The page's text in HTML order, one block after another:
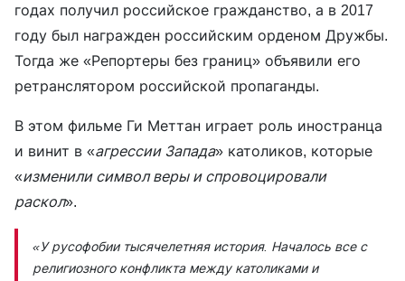
годах получил российское гражданство, а в 2017
году был награжден российским орденом Дружбы.
Тогда же «Репортеры без границ» объявили его
ретранслятором российской пропаганды.
В этом фильме Ги Меттан играет роль иностранца
и винит в «агрессии Запада» католиков, которые
«изменили символ веры и спровоцировали
раскол».
«У русофобии тысячелетняя история. Началось все с
религиозного конфликта между католиками и